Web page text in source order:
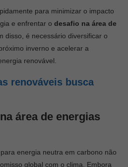
para minimizar o impacto
e enfrentar o desafio na área de
disso, é necessário diversificar o
inverno e acelerar a
renovável.
renováveis busca
área de energias
energia neutra em carbono não
global com o clima. Embora